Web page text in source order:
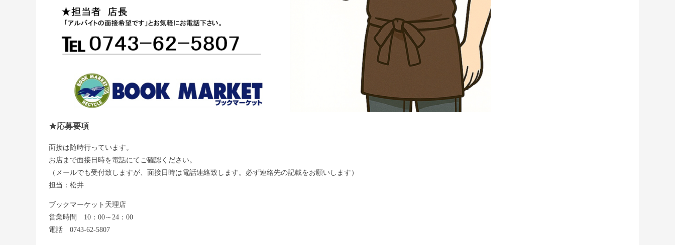
★応募要項
面接は随時行っています。
お店まで面接日時を電話にてご確認ください。
（メールでも受付致しますが、面接日時は電話連絡致します。必ず連絡先の記載をお願いします）
担当：松井
ブックマーケット天理店
営業時間 10：00～24：00
電話 0743-62-5807